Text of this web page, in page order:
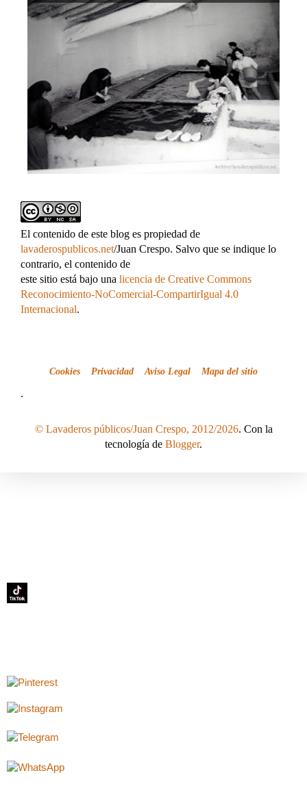
El contenido de este blog es propiedad de
lavaderospublicos.net/Juan Crespo. Salvo que se indique lo
contrario, el contenido de
este sitio está bajo una licencia de Creative Commons
Reconocimiento-NoComercial-CompartirIgual 4.0
Internacional.
Cookies Privacidad Aviso Legal Mapa del sitio
.
© Lavaderos públicos/Juan Crespo, 2012/2026. Con la
tecnología de Blogger.